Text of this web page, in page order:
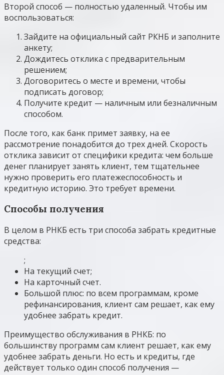
Второй способ — полностью удаленный. Чтобы им
воспользоваться:
Зайдите на официальный сайт РКНБ и заполните
анкету;
Дождитесь отклика с предварительным
решением;
Договоритесь о месте и времени, чтобы
подписать договор;
Получите кредит — наличным или безналичным
способом.
После того, как банк примет заявку, на ее
рассмотрение понадобится до трех дней. Скорость
отклика зависит от специфики кредита: чем больше
денег планирует занять клиент, тем тщательнее
нужно проверить его платежеспособность и
кредитную историю. Это требует времени.
Способы получения
В целом в РНКБ есть три способа забрать кредитные
средства:
;
На текущий счет;
На карточный счет.
Большой плюс: по всем программам, кроме
рефинансирования, клиент сам решает, как ему
удобнее забрать кредит.
Преимущество обслуживания в РНКБ: по
большинству программ сам клиент решает, как ему
удобнее забрать деньги. Но есть и кредиты, где
действует только один способ получения —